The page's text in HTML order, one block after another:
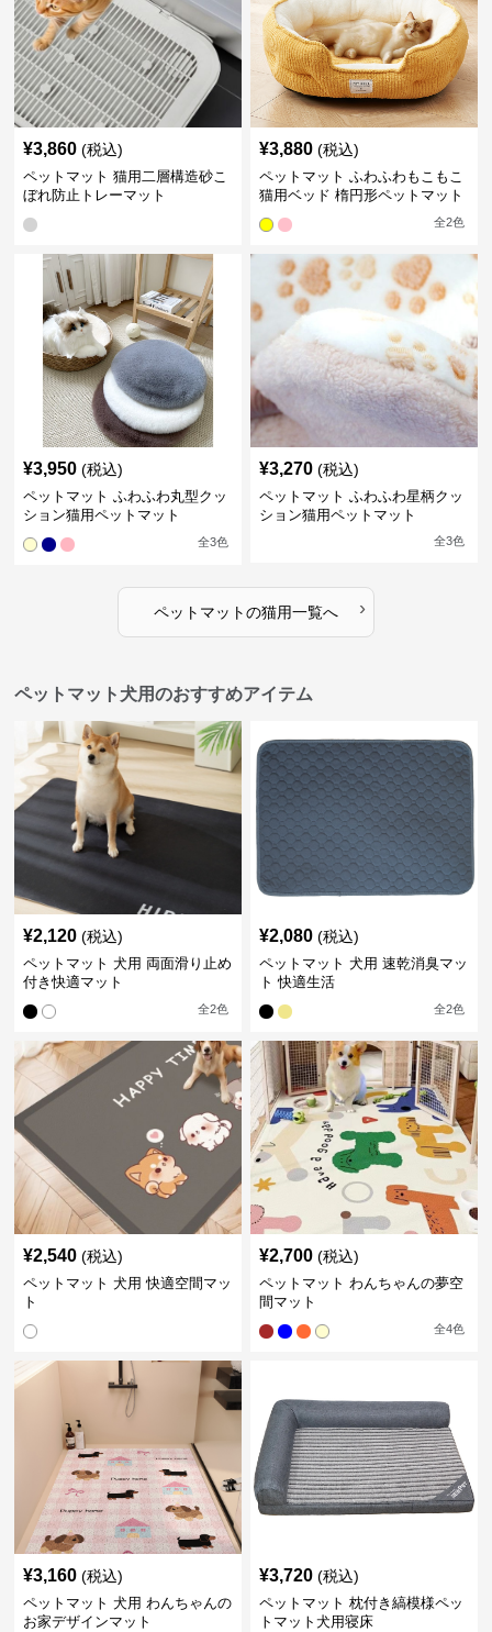
¥3,860 (税込)
ペットマット 猫用二層構造砂こ
ぼれ防止トレーマット
¥3,880 (税込)
ペットマット ふわふわもこもこ
猫用ベッド 楕円形ペットマット
全2色
¥3,950 (税込)
ペットマット ふわふわ丸型クッ
ション猫用ペットマット
全3色
¥3,270 (税込)
ペットマット ふわふわ星柄クッ
ション猫用ペットマット
全3色
ペットマットの猫用一覧へ ›
ペットマット犬用のおすすめアイテム
¥2,120 (税込)
ペットマット 犬用 両面滑り止め
付き快適マット
全2色
¥2,080 (税込)
ペットマット 犬用 速乾消臭マッ
ト 快適生活
全2色
¥2,540 (税込)
ペットマット 犬用 快適空間マッ
ト
¥2,700 (税込)
ペットマット わんちゃんの夢空
間マット
全4色
¥3,160 (税込)
ペットマット 犬用 わんちゃんの
お家デザインマット
¥3,720 (税込)
ペットマット 枕付き縞模様ペッ
トマット犬用寝床